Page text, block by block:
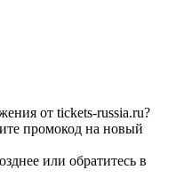
от tickets-russia.ru?
промокод на новый
или обратитесь в